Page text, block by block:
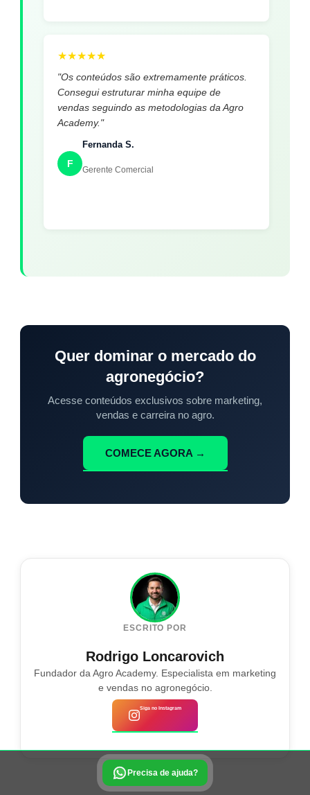
★★★★★
"Os conteúdos são extremamente práticos.
Consegui estruturar minha equipe de
vendas seguindo as metodologias da Agro
Academy."
F
Fernanda S.
Gerente Comercial
Quer dominar o mercado do
agronegócio?
Acesse conteúdos exclusivos sobre marketing,
vendas e carreira no agro.
COMECE AGORA →
ESCRITO POR
Rodrigo Loncarovich
Fundador da Agro Academy. Especialista em marketing
e vendas no agronegócio.
Siga no Instagram
Precisa de ajuda?